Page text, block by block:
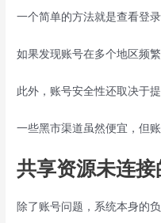
一个简单的方法就是查看登录
如果发现账号在多个地区频
此外，账号安全性还取决于提
一些黑市渠道虽然便宜，但
共享资源未连接
除了账号问题，系统本身的